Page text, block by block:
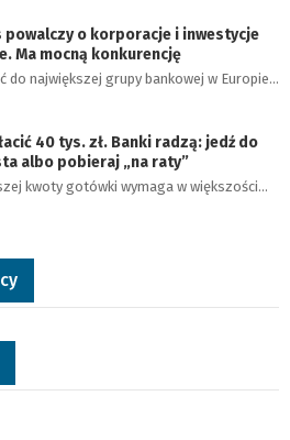
powalczy o korporacje i inwestycje
Ma mocną konkurencję
do największej grupy bankowej w Europie…
40 tys. zł. Banki radzą: jedź do
albo pobieraj „na raty”
kwoty gotówki wymaga w większości…